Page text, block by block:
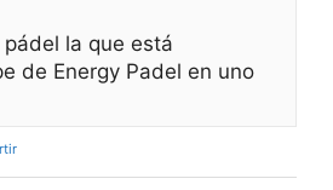
la que está
de Energy Padel en uno